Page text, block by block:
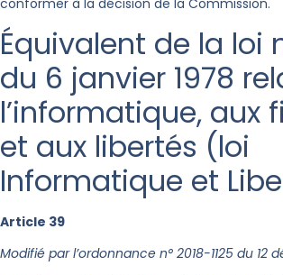
conformer à la décision de la Commission.
Équivalent de la loi
du 6 janvier 1978
l’informatique, aux
et aux libertés (loi
Informatique et
Article 39
Modifié par l’ordonnance n° 2018-1125 du 12